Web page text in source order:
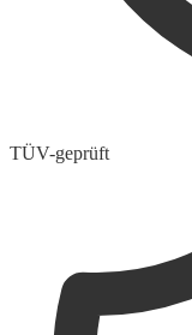
TÜV-geprüft